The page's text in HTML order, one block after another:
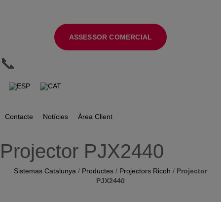
ASSESSOR COMERCIAL
📞
Contacte Notícies Àrea Client
Projector PJX2440
Sistemas Catalunya / Productes / Projectors Ricoh / Projector
PJX2440